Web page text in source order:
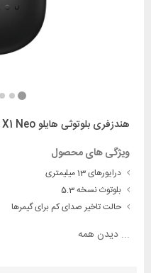
هندزفری بلوتوثی هایلو Haylou X1 Neo
ویژگی های محصول
درایورهای 13 میلیمتری
بلوتوث نسخه 5.3
حالت تاخیر صدای کم برای گیمرها
... دیدن همه